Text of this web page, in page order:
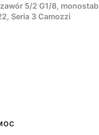
5/2 G1/8,
Seria 3 Camozzi